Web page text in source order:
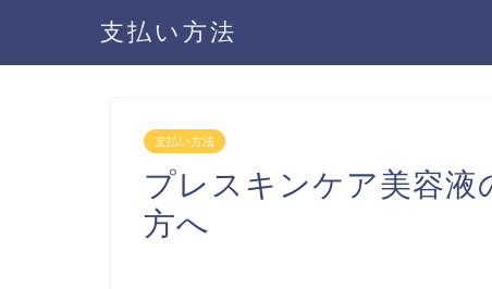
支払い方法
支払い方法
プレスキンケア美容液
方へ